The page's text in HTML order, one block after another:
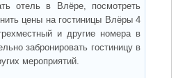
отель в Влёре, посмотреть
цены на гостиницы Влёры 4
и другие номера в
забронировать гостиницу в
мероприятий.